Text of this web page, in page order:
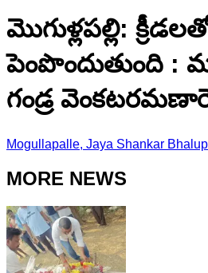
మొగుళ్లపల్లి:
పెంపొందుతుంది :
గండ్ర
Mogullapalle, Jaya Shankar
MORE NEWS